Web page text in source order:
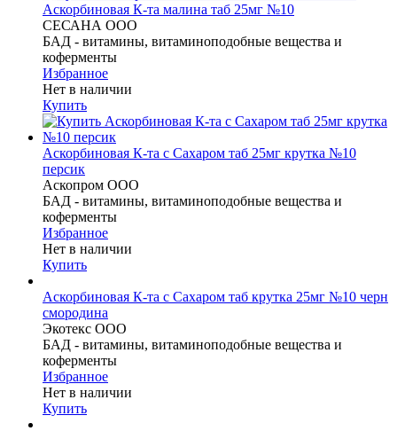
Аскорбиновая К-та малина таб 25мг №10
СЕСАНА ООО
БАД - витамины, витаминоподобные вещества и
коферменты
Избранное
Нет в наличии
Купить
Аскорбиновая К-та с Сахаром таб 25мг крутка №10
персик
Аскопром ООО
БАД - витамины, витаминоподобные вещества и
коферменты
Избранное
Нет в наличии
Купить
Аскорбиновая К-та с Сахаром таб крутка 25мг №10 черн
смородина
Экотекс ООО
БАД - витамины, витаминоподобные вещества и
коферменты
Избранное
Нет в наличии
Купить